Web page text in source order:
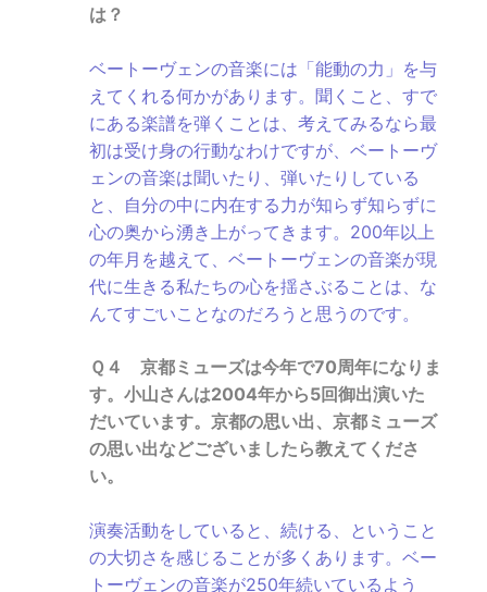
は？
ベートーヴェンの音楽には「能動の力」を与
えてくれる何かがあります。聞くこと、すで
にある楽譜を弾くことは、考えてみるなら最
初は受け身の行動なわけですが、ベートーヴ
ェンの音楽は聞いたり、弾いたりしている
と、自分の中に内在する力が知らず知らずに
心の奥から湧き上がってきます。200年以上
の年月を越えて、ベートーヴェンの音楽が現
代に生きる私たちの心を揺さぶることは、な
んてすごいことなのだろうと思うのです。
Ｑ４ 京都ミューズは今年で70周年になりま
す。小山さんは2004年から5回御出演いた
だいています。京都の思い出、京都ミューズ
の思い出などございましたら教えてくださ
い。
演奏活動をしていると、続ける、ということ
の大切さを感じることが多くあります。ベー
トーヴェンの音楽が250年続いているよう